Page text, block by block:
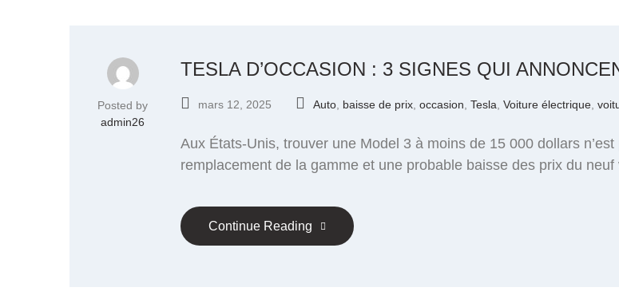
Posted by
admin26
TESLA D’OCCASION : 3 SIGNES QUI
mars 12, 2025 Auto baisse de prix occasion Tesla Voiture électrique
Aux États-Unis, trouver une Model 3 à moins de 15 000 dollars
remplacement de la gamme et une probable baisse des prix du
Continue Reading